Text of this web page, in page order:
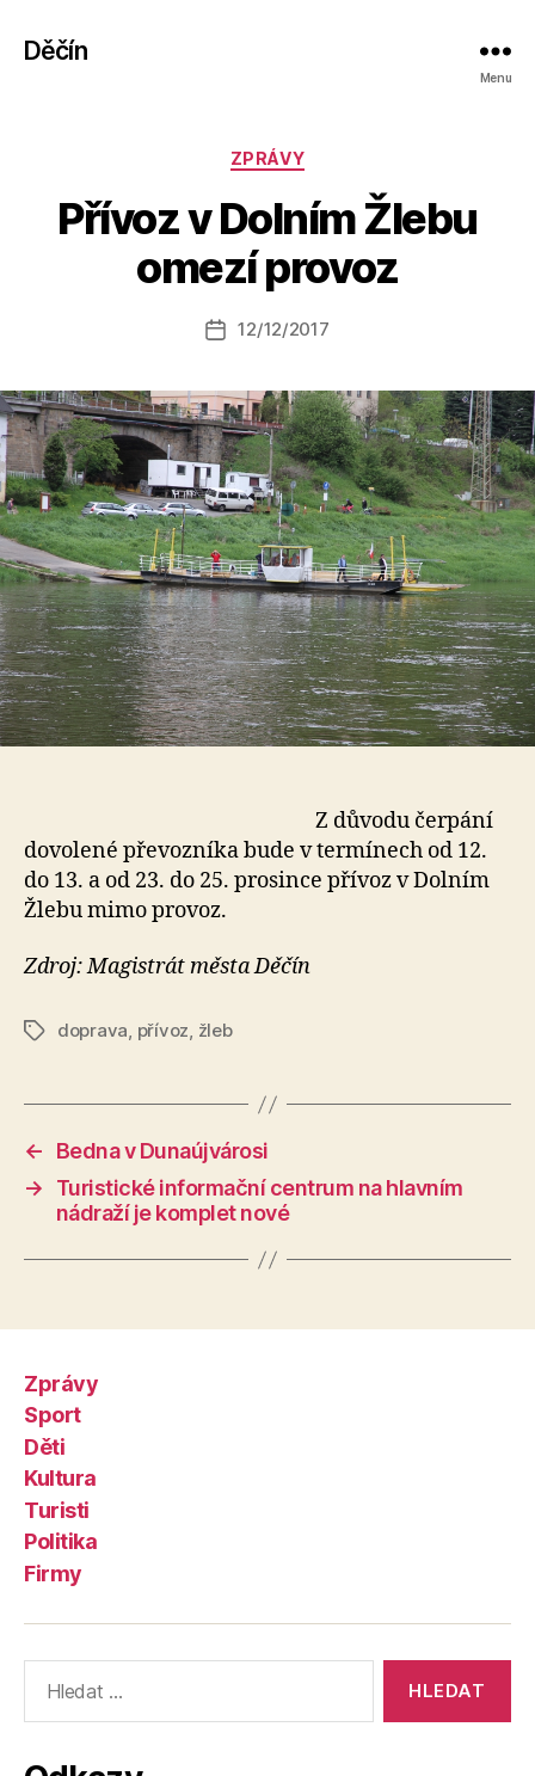
Děčín
Menu
Rubriky
ZPRÁVY
Přívoz v Dolním Žlebu
omezí provoz
Autor
příspěvku
A
o
a
s
o
Datum
12/12/2017
Z důvodu čerpání
dovolené převozníka bude v termínech od 12.
do 13. a od 23. do 25. prosince přívoz v Dolním
Žlebu mimo provoz.
Zdroj: Magistrát města Děčín
Štítkydoprava, přívoz, žleb
←
Bedna v Dunaújvárosi
→
Turistické informační centrum na hlavním
nádraží je komplet nové
Zprávy
Sport
Děti
Kultura
Turisti
Politika
Firmy
vyhledávání: